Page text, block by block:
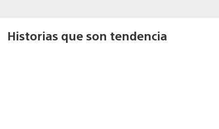
Historias que son tendencia